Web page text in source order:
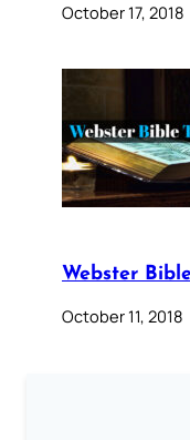
October 17, 2018
Webster
October 11, 2018